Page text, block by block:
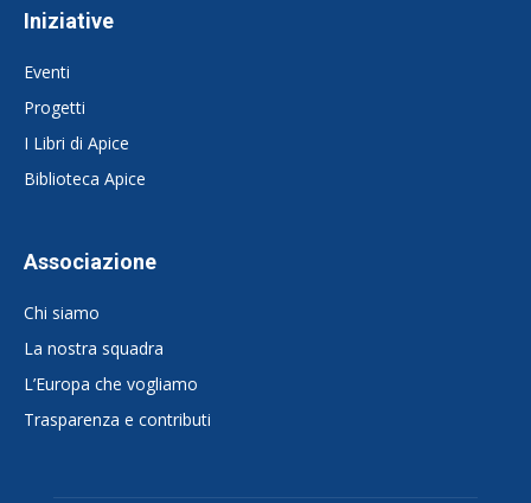
Iniziative
Eventi
Progetti
I Libri di Apice
Biblioteca Apice
Associazione
Chi siamo
La nostra squadra
L’Europa che vogliamo
Trasparenza e contributi